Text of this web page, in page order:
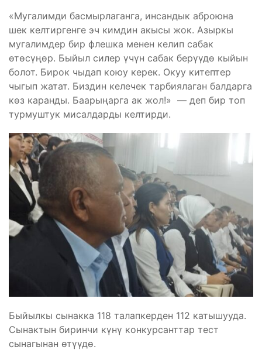
«Мугалимди басмырлаганга, инсандык аброюна
шек келтиргенге эч кимдин акысы жок. Азыркы
мугалимдер бир флешка менен келип сабак
өтөсүңөр. Быйыл силер үчүн сабак берүүдө кыйын
болот. Бирок чыдап коюу керек. Окуу китептер
чыгып жатат. Биздин келечек тарбиялаган балдарга
көз каранды. Баарыңарга ак жол!» — деп бир топ
турмуштук мисалдарды келтирди.
Быйылкы сынакка 118 талапкерден 112 катышууда.
Сынактын биринчи күнү конкурсанттар тест
сынагынан өтүүдө.